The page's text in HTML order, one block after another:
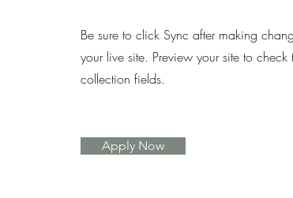
Be sure to click Sync after making
your live site. Preview your site to
collection fields.
Apply Now